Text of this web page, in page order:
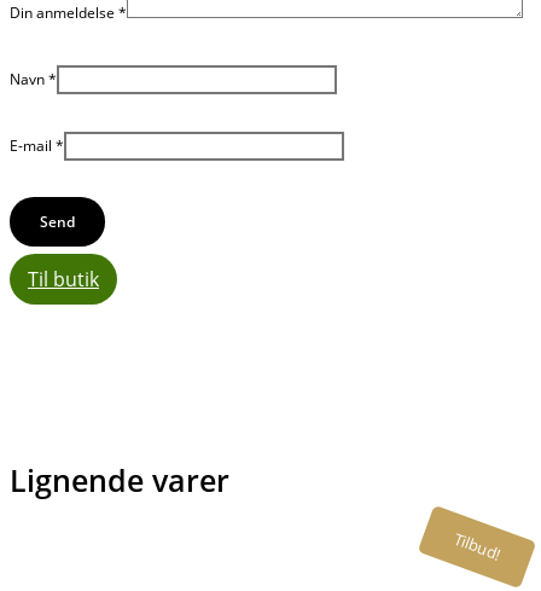
Din anmeldelse *
Navn*
E-mail *
Til butik
Lignende varer
Tilbud!